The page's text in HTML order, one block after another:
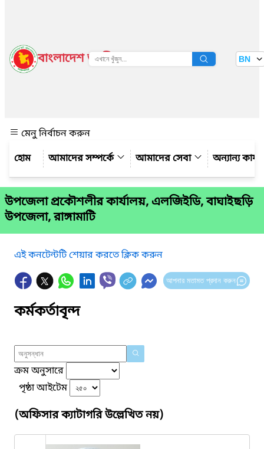
বাংলাদেশ জাতীয় তথ্য বাতায়ন BN
মেনু নির্বাচন করুন
আমাদের সম্পর্কে
আমাদের সেবা অন্যান্য
উপজেলা প্রকৌশলীর কার্যালয়, এলজিইডি, বাঘাইছড়ি
উপজেলা, রাঙ্গামাটি
এই কনটেন্টটি শেয়ার করতে ক্লিক করুন
আপনার মতামত প্রদান করুন
কর্মকর্তাবৃন্দ
ক্রম অনুসারে
পৃষ্ঠা আইটেম
(অফিসার ক্যাটাগরি উল্লেখিত নয়)